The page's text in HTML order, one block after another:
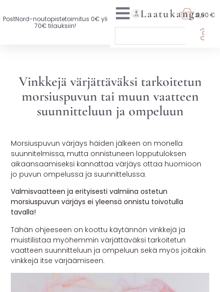
PostNord-noutopistetoimitus 0€ yli
70€ tilauksiin!
KAIKKI KANKAAT
VAATETUSKANKAAT
SISUSTUSKANKAAT
YLEISKANKAAT
LISENSOIDUT KANKAAT
KANKAAT A-Ö
MUUT
🔖 OUTLET
Laatukangas0,00 €
Vinkkejä värjättäväksi tarkoitetun
morsiuspuvun tai muun vaatteen
suunnitteluun ja ompeluun
Morsiuspuvun värjäys häiden jälkeen on monella
suunnitelmissa, mutta onnistuneen lopputuloksen
aikaansaamiseksi kannattaa värjäys ottaa huomioon
jo puvun ompelussa ja suunnittelussa.
Valmisvaatteen ja erityisesti valmiina ostetun
morsiuspuvun värjäys ei yleensä onnistu toivotulla
tavalla!
Tähän ohjeeseen on koottu käytännön vinkkejä ja
muistilistaa myöhemmin värjättäväksi tarkoitetun
vaatteen suunnitteluun ja ompeluun sekä myös joitakin
vinkkejä itse värjäämiseen.